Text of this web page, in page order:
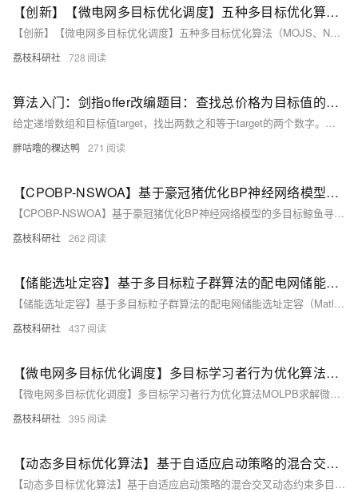
【创新】【微电网多目标优化调度】五种多目标优化算法（MOJS、NSGA3、MOGWO、NSWOA、MOPSO）求解微电网多目标优化调度（Matlab代码实现）
【创新】【微电网多目标优化调度】五种多目标优化算法（MOJS、NSGA3、MOGWO、NSWOA、MOPSO）求解微电网多目标优化调度（Matlab代码实现）
荔枝科研社 728
算法入门：剑指offer改编题目：查找总价格为目标值的两个商品
给定递增数组和目标值target，找出两数之和等于target的两个数字。利用双指针法，left从头、right从尾向中间逼近，根据和与target的大小关系调整指针，时间复杂度O(n)，空间复杂度O(1)。找不到时返回{-1,-1}。
胖咕噜的稞达鸭 271
【CPOBP-NSWOA】基于豪冠猪优化BP神经网络模型的多目标鲸鱼寻优算法研究（Matlab代码实现）
【CPOBP-NSWOA】基于豪冠猪优化BP神经网络模型的多目标鲸鱼寻优算法研究（Matlab代码实现）
荔枝科研社 262
【储能选址定容】基于多目标粒子群算法的配电网储能选址定容（Matlab代码实现）
【储能选址定容】基于多目标粒子群算法的配电网储能选址定容（Matlab代码实现）
荔枝科研社 437
【微电网多目标优化调度】多目标学习者行为优化算法MOLPB求解微电网多目标优化调度研究（Matlab代码实现）
【微电网多目标优化调度】多目标学习者行为优化算法MOLPB求解微电网多目标优化调度研究（Matlab代码实现）
荔枝科研社 395
【动态多目标优化算法】基于自适应启动策略的混合交叉动态约束多目标优化算法(MC-DCMOEA)求解CEC2023研究（Matlab代码实现）
【动态多目标优化算法】基于自适应启动策略的混合交叉动态约束多目标优化算法(MC-DCMOEA)求解CEC2023研究（Matlab代码实现）